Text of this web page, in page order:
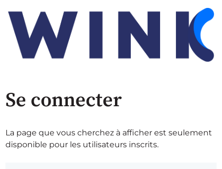
Se connecter
La page que vous cherchez à afficher est seulement
disponible pour les utilisateurs inscrits.